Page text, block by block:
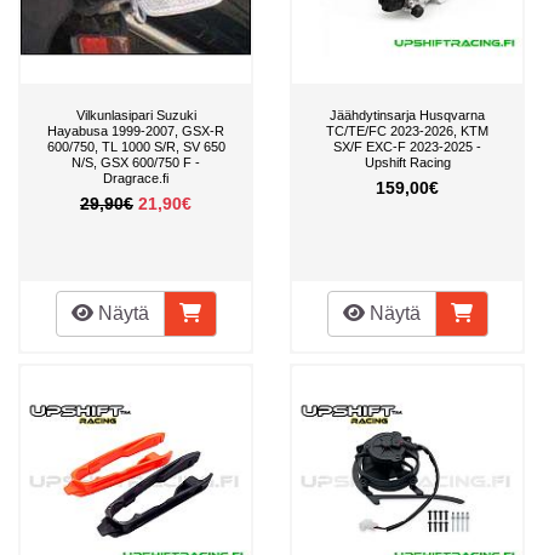
Vilkunlasipari Suzuki
Hayabusa 1999-2007, GSX-R
600/750, TL 1000 S/R, SV 650
N/S, GSX 600/750 F -
Dragrace.fi
29,90€ 21,90€
Näytä
Jäähdytinsarja Husqvarna
TC/TE/FC 2023-2026, KTM
SX/F EXC-F 2023-2025 -
Upshift Racing
159,00€
Näytä